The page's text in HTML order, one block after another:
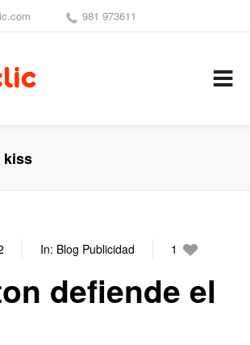
981 973611
kiss
In: Blog Publicidad
1
defiende el